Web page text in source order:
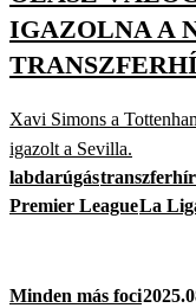
IGAZOLNA A
Xavi Simons a
igazolt a Sevilla.
labdarúgás
Premier LeagueLa
Minden más foci